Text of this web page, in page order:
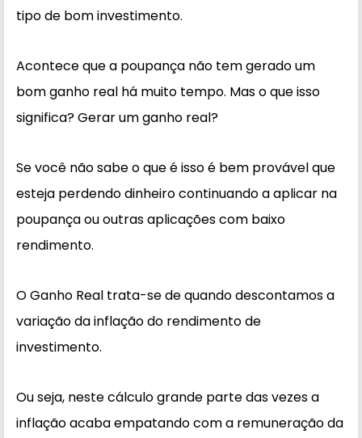
tipo de bom investimento.
Acontece que a poupança não tem gerado um
bom ganho real há muito tempo. Mas o que isso
significa? Gerar um ganho real?
Se você não sabe o que é isso é bem provável que
esteja perdendo dinheiro continuando a aplicar na
poupança ou outras aplicações com baixo
rendimento.
O Ganho Real trata-se de quando descontamos a
variação da inflação do rendimento de
investimento.
Ou seja, neste cálculo grande parte das vezes a
inflação acaba empatando com a remuneração da